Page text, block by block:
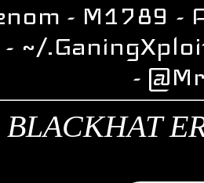
- M1789 -
- ~/
-
BLACKHAT